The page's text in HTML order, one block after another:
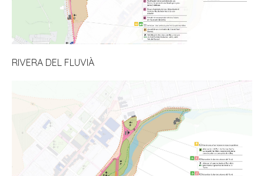
RIVERA DEL FLUVIÀ